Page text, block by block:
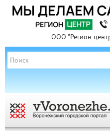
ООО "Регион